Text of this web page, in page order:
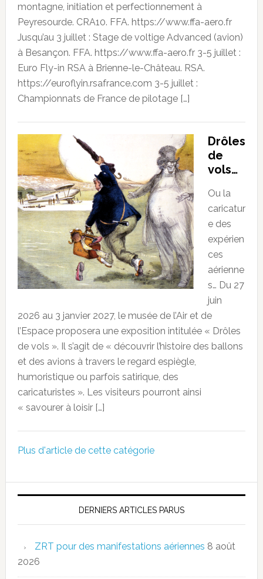
montagne, initiation et perfectionnement à
Peyresourde. CRA10. FFA. https://www.ffa-aero.fr
Jusqu’au 3 juillet : Stage de voltige Advanced (avion)
à Besançon. FFA. https://www.ffa-aero.fr 3-5 juillet :
Euro Fly-in RSA à Brienne-le-Château. RSA.
https://euroflyin.rsafrance.com 3-5 juillet :
Championnats de France de pilotage […]
Drôles
de
vols…
Ou la
caricatur
e des
expérien
ces
aérienne
s… Du 27
juin
2026 au 3 janvier 2027, le musée de l’Air et de
l’Espace proposera une exposition intitulée « Drôles
de vols ». Il s’agit de « découvrir l’histoire des ballons
et des avions à travers le regard espiègle,
humoristique ou parfois satirique, des
caricaturistes ». Les visiteurs pourront ainsi
« savourer à loisir […]
Plus d'article de cette catégorie
DERNIERS ARTICLES PARUS
ZRT pour des manifestations aériennes 8 août
2026